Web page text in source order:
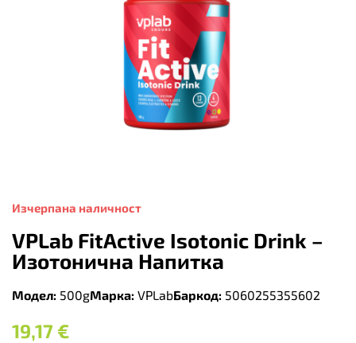
Изчерпана наличност
VPLab FitActive Isotonic Drink –
Изотонична Напитка
Модел: 500gМарка: VPLabБаркод: 5060255355602
19,17 €